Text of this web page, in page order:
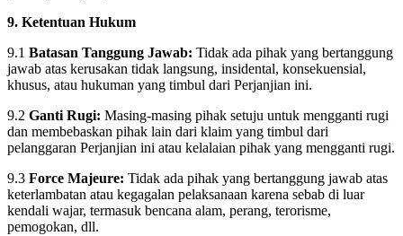
9. Ketentuan Hukum
9.1 Batasan Tanggung Jawab: Tidak ada pihak yang bertanggung
jawab atas kerusakan tidak langsung, insidental, konsekuensial,
khusus, atau hukuman yang timbul dari Perjanjian ini.
9.2 Ganti Rugi: Masing-masing pihak setuju untuk mengganti rugi
dan membebaskan pihak lain dari klaim yang timbul dari
pelanggaran Perjanjian ini atau kelalaian pihak yang mengganti rugi.
9.3 Force Majeure: Tidak ada pihak yang bertanggung jawab atas
keterlambatan atau kegagalan pelaksanaan karena sebab di luar
kendali wajar, termasuk bencana alam, perang, terorisme,
pemogokan, dll.